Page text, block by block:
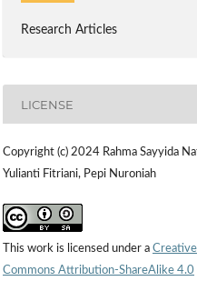
Research Articles
LICENSE
Copyright (c) 2024 Rahma Sayyida
Yulianti Fitriani, Pepi Nuroniah
This work is licensed under a Creative
Commons Attribution-ShareAlike 4.0